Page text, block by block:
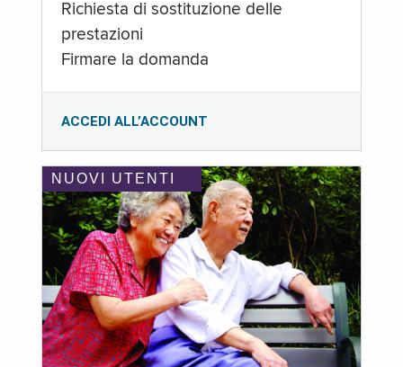
Richiesta di sostituzione delle
prestazioni
Firmare la domanda
ACCEDI ALL’ACCOUNT
NUOVI UTENTI